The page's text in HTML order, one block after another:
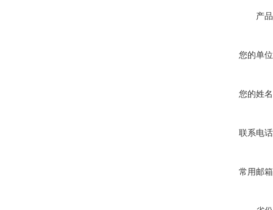
产
您的单
您的姓
联系电
常用邮